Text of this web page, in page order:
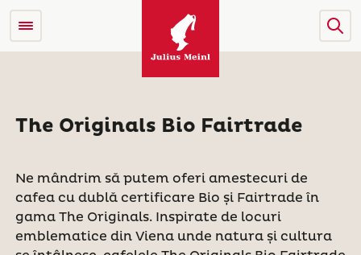
The Originals Bio Fairtrade
Ne mândrim să putem oferi amestecuri de
cafea cu dublă certificare Bio și Fairtrade în
gama The Originals. Inspirate de locuri
emblematice din Viena unde natura și cultura